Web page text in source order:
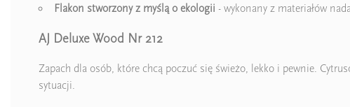
Flakon stworzony z myślą o ekologii - wykonany z materiałów
AJ Deluxe Wood Nr 212
Zapach dla osób, które chcą poczuć się świeżo, lekko i pewnie.
sytuacji.